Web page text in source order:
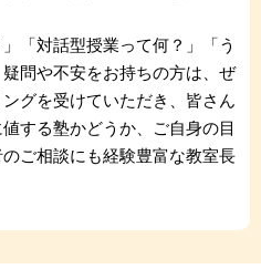
「対話型授業って何？」「う
問や不安をお持ちの方は、ぜ
グを受けていただき、皆さん
する塾かどうか、ご自身の目
ご相談にも経験豊富な教室長